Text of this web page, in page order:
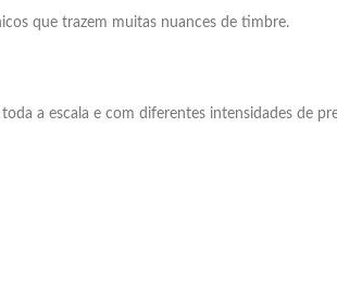
que trazem muitas nuances de timbre.
a escala e com diferentes intensidades de